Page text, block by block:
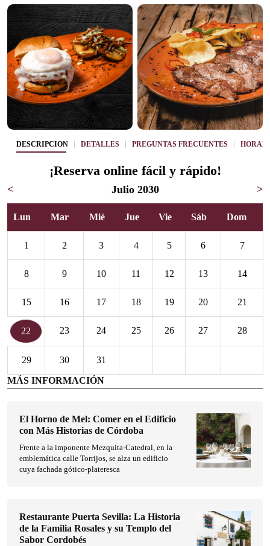
DESCRIPCIÓN DETALLES PREGUNTAS FRECUENTES
¡Reserva online fácil y rápido!
< Julio 2030 >
Lun Mar Mié Jue Vie Sáb Dom
1 2 3 4 5 6 7
8 9 10 11 12 13 14
15 16 17 18 19 20 21
22 23 24 25 26 27 28
29 30
31
MÁS INFORMACIÓN
El Horno de Mel: Comer en el Edificio
con Más Historias de Córdoba
Frente a la imponente Mezquita-Catedral, en la
emblemática calle Torrijos, se alza un edificio
cuya fachada gótico-plateresca
Restaurante Puerta Sevilla: La Historia
de la Familia Rosales y su Templo del
Sabor Cordobés